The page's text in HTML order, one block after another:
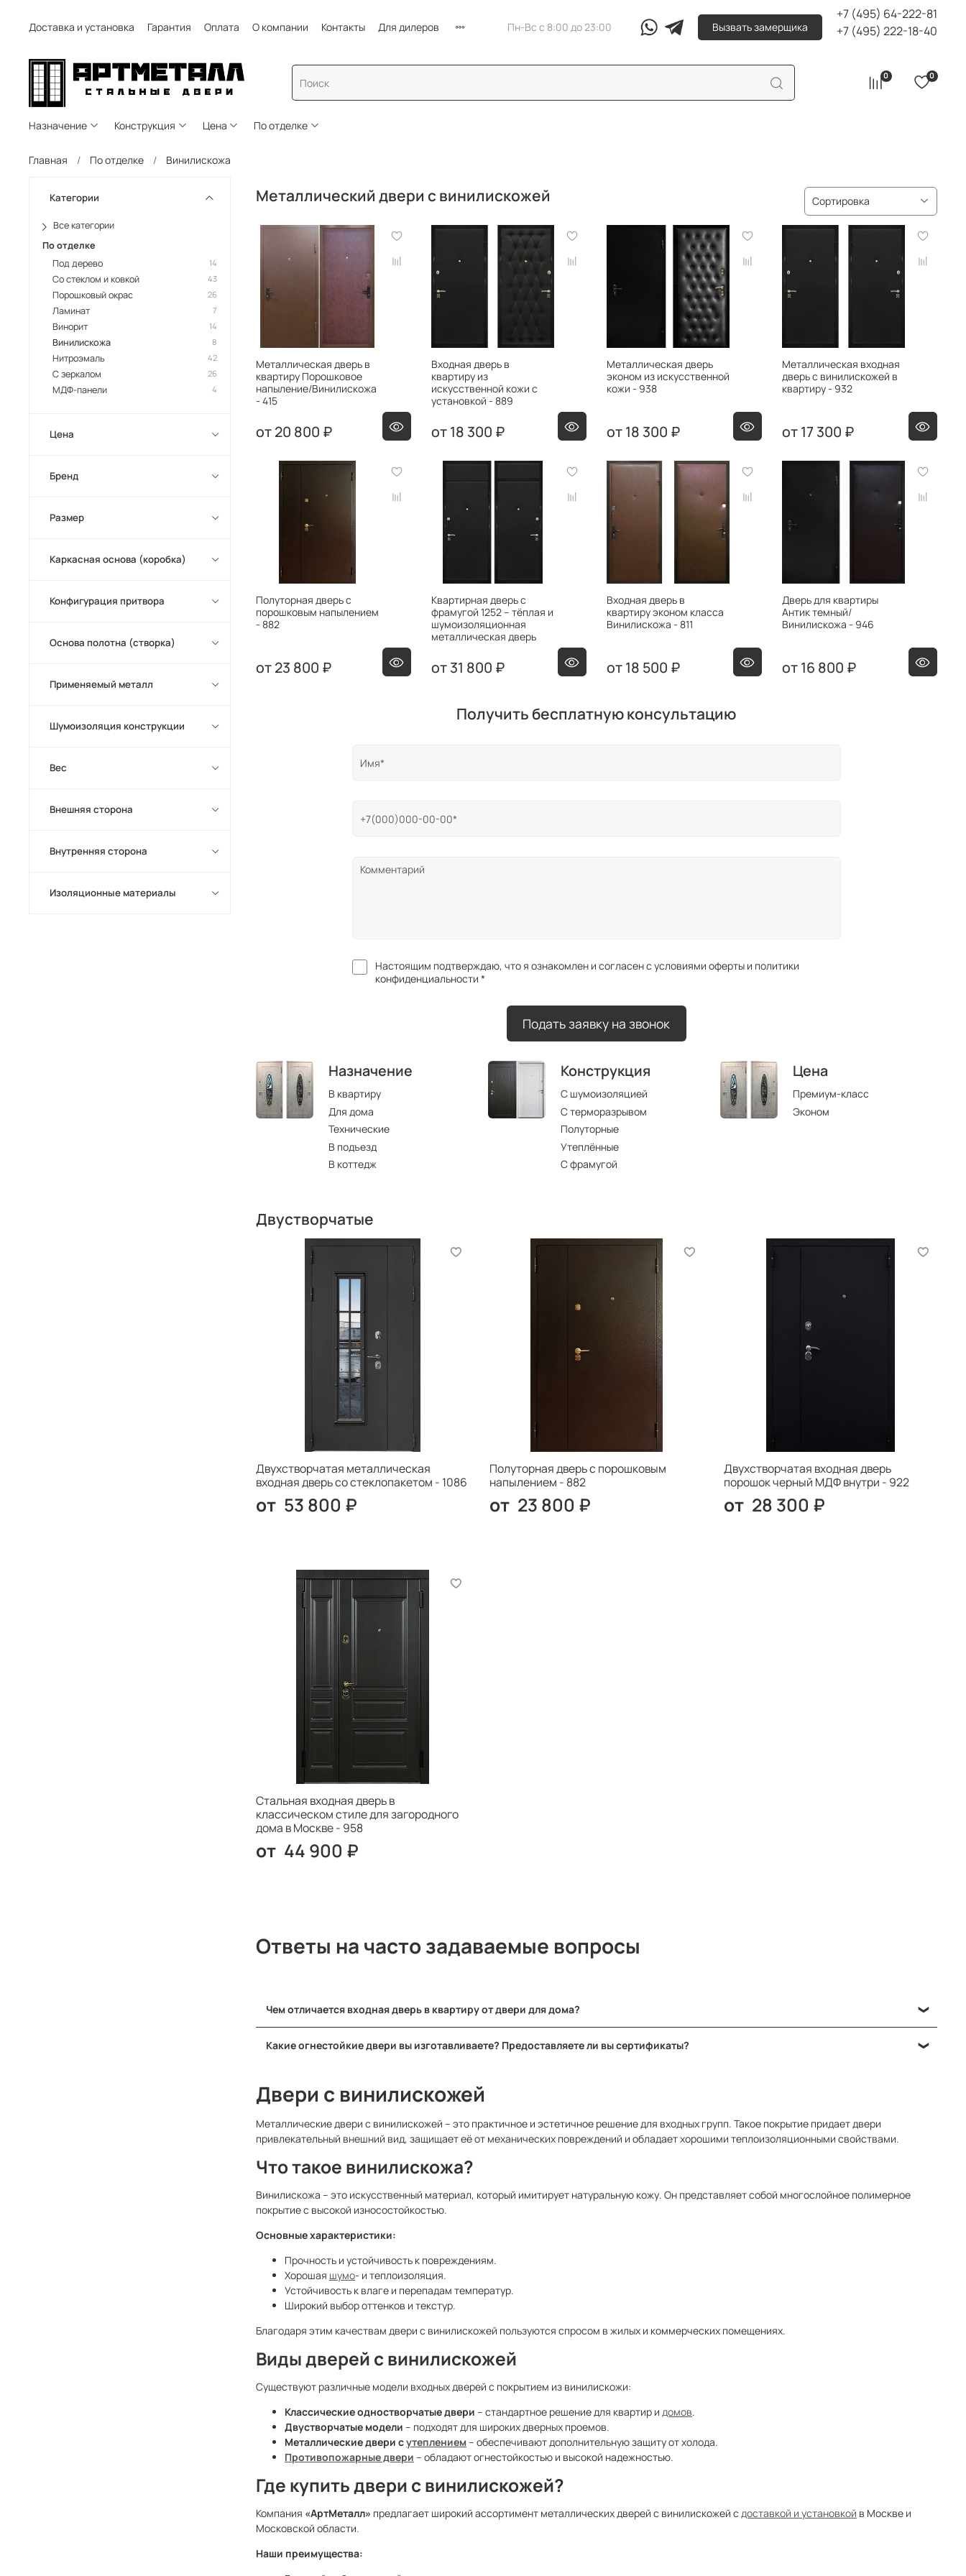
Доставка и установка Гарантия Оплата О компании Контакты Для дилеров Пн-Вс с 8:00 до 23:00 Вызвать замерщика
+7 (495) 64-222-81
+7 (495) 222-18-40
0 0
Назначение Конструкция Цена По отделке
Главная По отделке Винилискожа
Металлический двери с винилискожей
Металлическая дверь в
квартиру Порошковое
напыление/Винилискожа
- 415
20 800 ₽
Входная дверь в
квартиру из
искусственной кожи с
установкой - 889
18 300 ₽
Металлическая дверь
эконом из искусственной
кожи - 938
18 300 ₽
Металлическая входная
дверь с винилискожей в
квартиру - 932
17 300 ₽
Полуторная дверь с
порошковым напылением
- 882
23 800 ₽
Квартирная дверь с
фрамугой 1252 – тёплая и
шумоизоляционная
металлическая дверь
31 800 ₽
Входная дверь в
квартиру эконом класса
Винилискожа - 811
18 500 ₽
Дверь для квартиры
Антик темный/
Винилискожа - 946
16 800 ₽
Получить бесплатную консультацию
Настоящим подтверждаю, что я ознакомлен и согласен с условиями оферты и политики
конфиденциальности *
Подать заявку на звонок
Назначение
В квартиру
Для дома
Технические
В подъезд
В коттедж
Конструкция
С шумоизоляцией
С терморазрывом
Полуторные
Утеплённые
С фрамугой
Цена
Премиум-класс
Эконом
Двустворчатые
Двухстворчатая металлическая
входная дверь со стеклопакетом - 1086
53 800 ₽
Полуторная дверь с порошковым
напылением - 882
23 800 ₽
Двухстворчатая входная дверь
порошок черный МДФ внутри - 922
28 300 ₽
Стальная входная дверь в
классическом стиле для загородного
дома в Москве - 958
44 900 ₽
Ответы на часто задаваемые вопросы
Чем отличается входная дверь в квартиру от двери для дома?
В то время как квартирные двери редко нуждаются в утеплении, но к ним предъявляются более строгие требования по звукоизоляции и
Какие огнестойкие двери вы изготавливаете? Предоставляете ли вы сертификаты?
служат прилагаемые сертификаты соответствия и технический паспорт на каждое изделие.
Двери с винилискожей
Металлические двери с винилискожей – это практичное и эстетичное решение для входных групп. Такое покрытие придает двери
привлекательный внешний вид, защищает её от механических повреждений и обладает хорошими теплоизоляционными свойствами.
Что такое винилискожа?
Винилискожа – это искусственный материал, который имитирует натуральную кожу. Он представляет собой многослойное полимерное
покрытие с высокой износостойкостью.
Основные характеристики:
Прочность и устойчивость к повреждениям.
Хорошая шумо- и теплоизоляция.
Устойчивость к влаге и перепадам температур.
Широкий выбор оттенков и текстур.
Благодаря этим качествам двери с винилискожей пользуются спросом в жилых и коммерческих помещениях.
Виды дверей с винилискожей
Существуют различные модели входных дверей с покрытием из винилискожи:
Классические одностворчатые двери – стандартное решение для квартир и домов.
Двустворчатые модели – подходят для широких дверных проемов.
Металлические двери сутеплением– обеспечивают дополнительную защиту от холода.
Противопожарные двери – обладают огнестойкостью и высокой надежностью.
Где купить двери с винилискожей?
Компания «АртМеталл» предлагает широкий ассортимент металлических дверей с винилискожей с доставкой и установкой в Москве и
Московской области.
Наши преимущества:
Категории
Все категории
По отделке
Под дерево
14
Со стеклом и ковкой 43
Порошковый окрас 26
Ламинат 7
Винорит 14
Винилискожа 8
Нитроэмаль 42
С зеркалом 26
МДФ-панели 4
Цена
Бренд
Размер
Каркасная основа (коробка)
Конфигурация притвора
Основа полотна (створка)
Применяемый металл
Шумоизоляция конструкции
Вес
Внешняя сторона
Внутренняя сторона
Изоляционные материалы